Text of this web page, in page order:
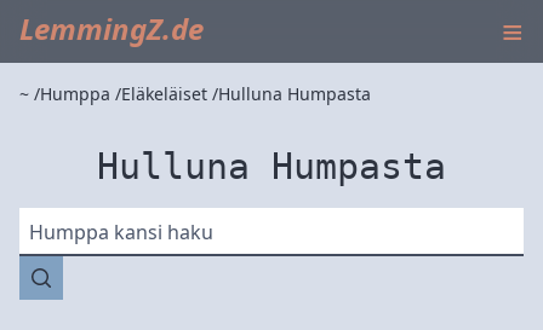
LemmingZ.de ≡
~ Humppa Eläkeläiset Hulluna Humpasta
Hulluna Humpasta
Humppa kansi haku